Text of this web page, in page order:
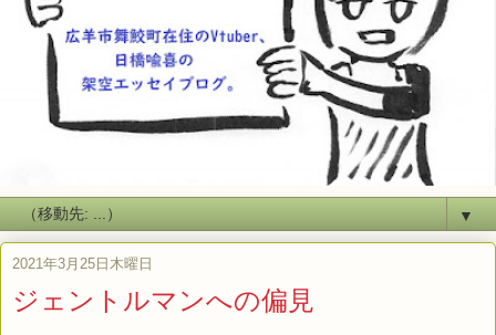
▼
2021年3月25日木曜日
ジェントルマンへの偏見